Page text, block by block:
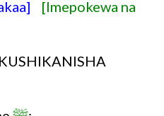
[Imepokewa na